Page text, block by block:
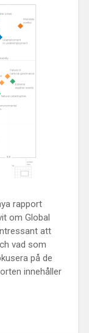
rapport
om Global
att
vad som
på de
innehåller